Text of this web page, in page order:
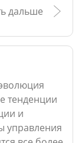
дальше
тенденции
и
управления